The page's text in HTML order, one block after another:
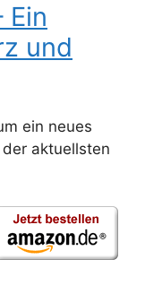
Ein
und
ein neues
aktuellsten